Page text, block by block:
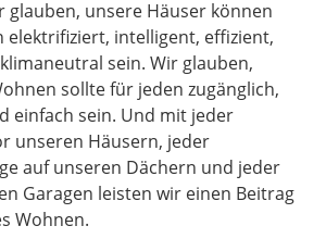
glauben, unsere Häuser können
elektrifiziert, intelligent, effizient,
sein. Wir glauben,
sollte für jeden zugänglich,
einfach sein. Und mit jeder
unseren Häusern, jeder
auf unseren Dächern und jeder
Garagen leisten wir einen Beitrag
Wohnen.